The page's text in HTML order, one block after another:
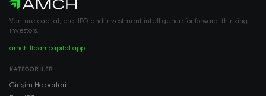
Venture capital, pre-IPO, and investment intelligence for forward-thinking
investors.
amch.ltdamcapital.app
KATEGORILER
Girişim Haberleri